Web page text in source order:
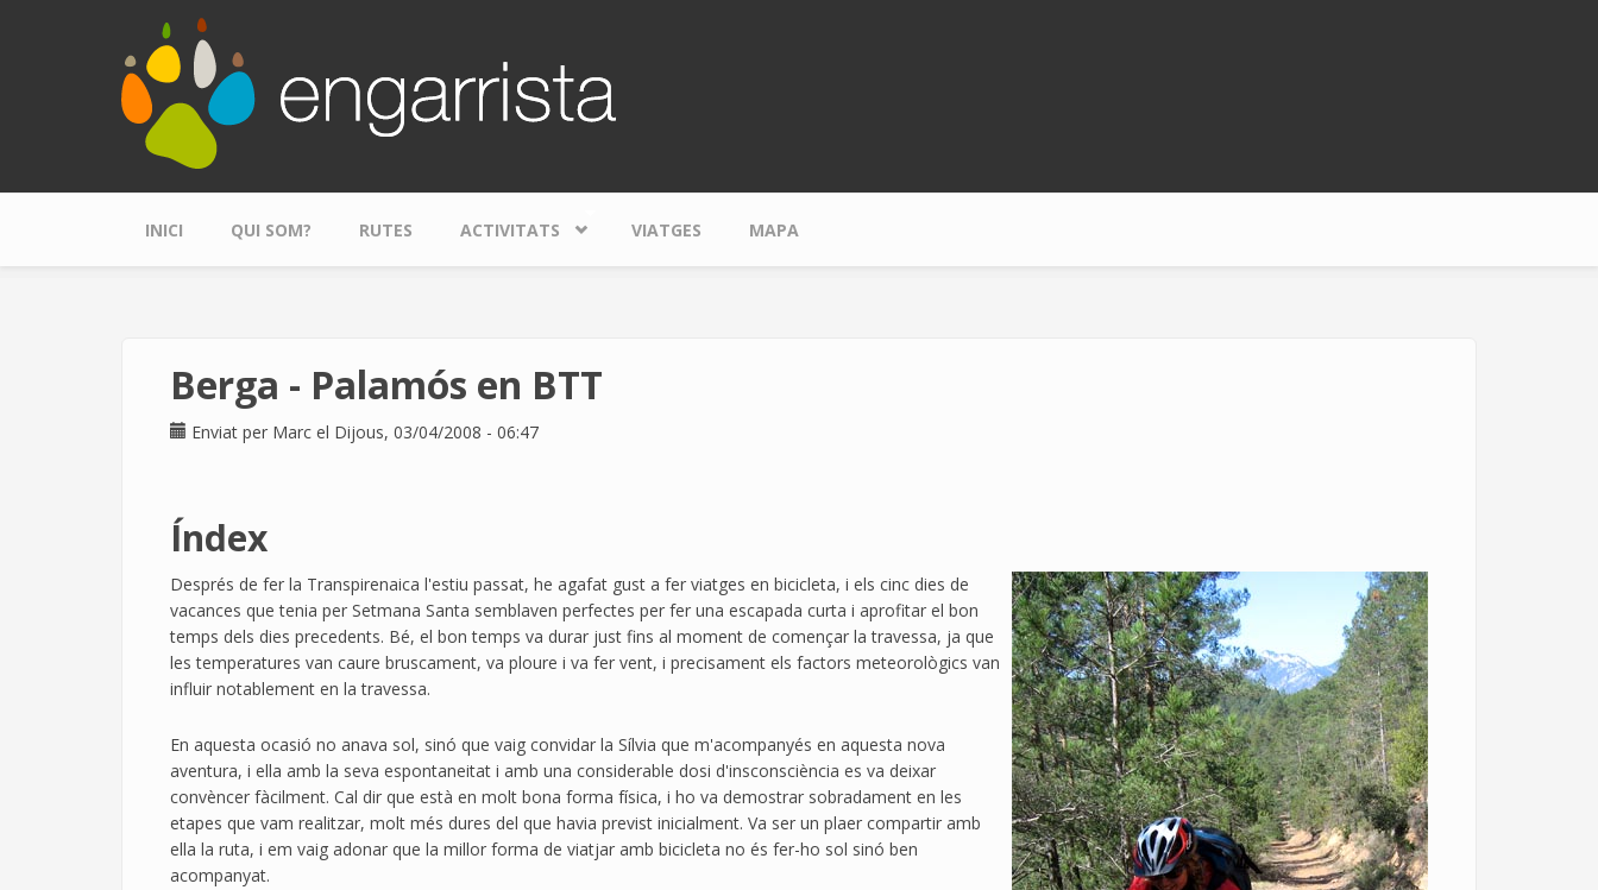
INICI QUI SOM? RUTES ACTIVITATS VIATGES MAPA
Berga - Palamós en BTT
Enviat per Marc el Dijous, 03/04/2008 - 06:47
Índex
Després de fer la Transpirenaica l'estiu passat, he agafat gust a fer viatges en bicicleta, i els cinc dies de
vacances que tenia per Setmana Santa semblaven perfectes per fer una escapada curta i aprofitar el bon
temps dels dies precedents. Bé, el bon temps va durar just fins al moment de començar la travessa, ja que
les temperatures van caure bruscament, va ploure i va fer vent, i precisament els factors meteorològics van
influir notablement en la travessa.
En aquesta ocasió no anava sol, sinó que vaig convidar la Sílvia que m'acompanyés en aquesta nova
aventura, i ella amb la seva espontaneitat i amb una considerable dosi d'insconsciència es va deixar
convèncer fàcilment. Cal dir que està en molt bona forma física, i ho va demostrar sobradament en les
etapes que vam realitzar, molt més dures del que havia previst inicialment. Va ser un plaer compartir amb
ella la ruta, i em vaig adonar que la millor forma de viatjar amb bicicleta no és fer-ho sol sinó ben
acompanyat.